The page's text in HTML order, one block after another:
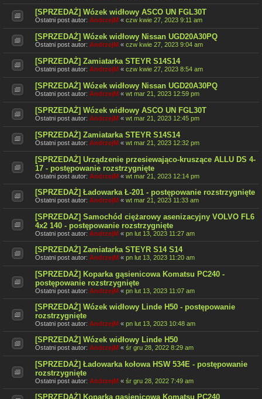
[SPRZEDAŻ] Wózek widłowy ASCO UN FGL30T
Ostatni post autor: AndrzejM « czw kwie 27, 2023 9:11 am
[SPRZEDAŻ] Wózek widłowy Nissan UGD20A30PQ
Ostatni post autor: AndrzejM « czw kwie 27, 2023 9:04 am
[SPRZEDAŻ] Zamiatarka STEYR S14S14
Ostatni post autor: AndrzejM « czw kwie 27, 2023 8:54 am
[SPRZEDAŻ] Wózek widłowy Nissan UGD20A30PQ
Ostatni post autor: AndrzejM « wt mar 21, 2023 12:59 pm
[SPRZEDAŻ] Wózek widłowy ASCO UN FGL30T
Ostatni post autor: AndrzejM « wt mar 21, 2023 12:45 pm
[SPRZEDAŻ] Zamiatarka STEYR S14S14
Ostatni post autor: AndrzejM « wt mar 21, 2023 12:32 pm
[SPRZEDAŻ] Urządzenie przesiewająco-kruszące ALLU DS 4-
17 - postępowanie rozstrzygnięte
Ostatni post autor: AndrzejM « wt mar 21, 2023 12:14 pm
[SPRZEDAŻ] Ładowarka Ł-201 - postępowanie rozstrzygnięte
Ostatni post autor: AndrzejM « wt mar 21, 2023 11:33 am
[SPRZEDAZ] Samochód ciężarowy asenizacyjny VOLVO FL6
4x2 140 - postępowanie rozstrzygnięte
Ostatni post autor: AndrzejM « pn lut 13, 2023 11:27 am
[SPRZEDAŻ] Zamiatarka STEYR S14 S14
Ostatni post autor: AndrzejM « pn lut 13, 2023 11:20 am
[SPRZEDAŻ] Koparka gąsienicowa Komatsu PC240 -
postępowanie rozstrzygnięte
Ostatni post autor: AndrzejM « pn lut 13, 2023 11:07 am
[SPRZEDAŻ] Wózek widłowy Linde H50 - postępowanie
rozstrzygnięte
Ostatni post autor: AndrzejM « pn lut 13, 2023 10:48 am
[SPRZEDAŻ] Wózek widłowy Linde H50
Ostatni post autor: AndrzejM « śr gru 28, 2022 8:29 am
[SPRZEDAŻ] Ładowarka kołowa HSW 534E - postępowanie
rozstrzygnięte
Ostatni post autor: AndrzejM « śr gru 28, 2022 7:49 am
[SPRZEDAŻ] Koparka gąsienicowa Komatsu PC240